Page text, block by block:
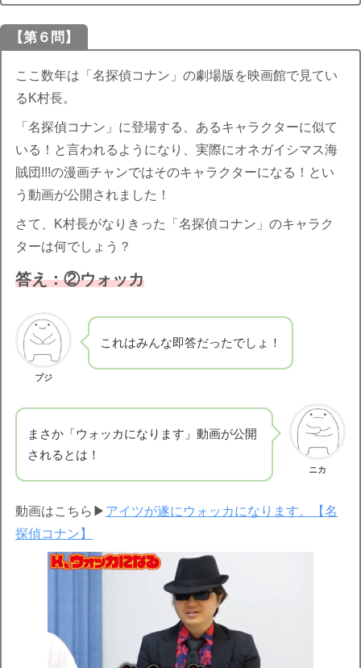
【第６問】
ここ数年は「名探偵コナン」の劇場版を映画館で見てい
るK村長。
「名探偵コナン」に登場する、あるキャラクターに似て
いる！と言われるようになり、実際にオネガイシマス海
賊団!!!の漫画チャンではそのキャラクターになる！とい
う動画が公開されました！
さて、K村長がなりきった「名探偵コナン」のキャラク
ターは何でしょう？
答え：②ウォッカ
プジ
これはみんな即答だったでしょ！
ニカ
まさか「ウォッカになります」動画が公開
されるとは！
動画はこちら▶︎ アイツが遂にウォッカになります。【名
探偵コナン】